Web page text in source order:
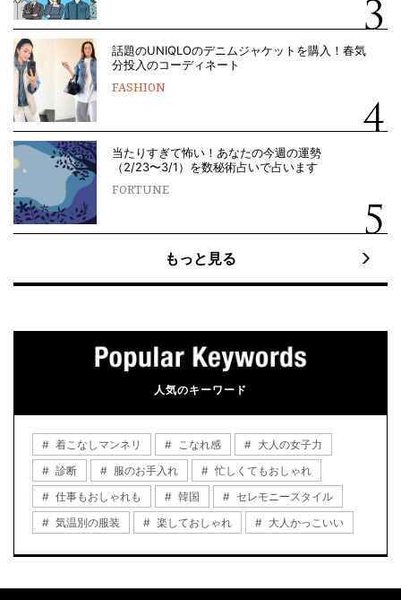
話題のUNIQLOのデニムジャケットを購入！春気
分投入のコーディネート
FASHION
当たりすぎて怖い！あなたの今週の運勢
（2/23〜3/1）を数秘術占いで占います
FORTUNE
もっと見る
人気のキーワード
着こなしマンネリ こなれ感
大人の女子力
診断
服のお手入れ
忙しくてもおしゃれ
仕事もおしゃれも
韓国
セレモニースタイル
気温別の服装
楽しておしゃれ 大人かっこいい